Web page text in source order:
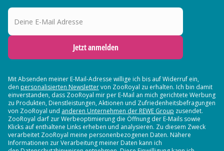
Deine E-Mail Adresse
Jetzt anmelden
Mit Absenden meiner E-Mail-Adresse willige ich bis auf Widerruf ein,
den personalisierten Newslettervon ZooRoyal zu erhalten. Ich bin damit
einverstanden, dass ZooRoyal mir per E-Mail an mich gerichtete Werbung
zu Produkten, Dienstleistungen, Aktionen und Zufriedenheitsbefragungen
von ZooRoyal und anderen Unternehmen der REWE Group zusendet.
ZooRoyal darf zur Werbeoptimierung die Öffnung der E-Mails sowie
Klicks auf enthaltene Links erheben und analysieren. Zu diesem Zweck
verarbeitet ZooRoyal meine personenbezogenen Daten. Nähere
Informationen zur Verarbeitung meiner Daten kann ich